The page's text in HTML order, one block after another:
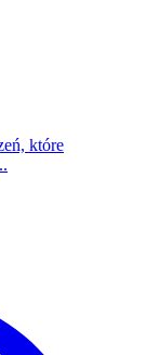
które